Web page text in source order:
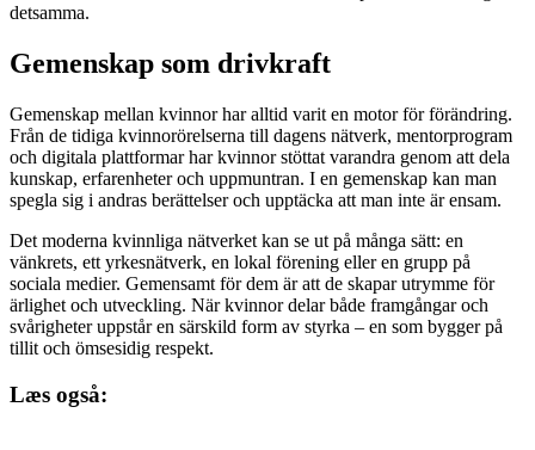
detsamma.
Gemenskap som drivkraft
Gemenskap mellan kvinnor har alltid varit en motor för förändring.
Från de tidiga kvinnorörelserna till dagens nätverk, mentorprogram
och digitala plattformar har kvinnor stöttat varandra genom att dela
kunskap, erfarenheter och uppmuntran. I en gemenskap kan man
spegla sig i andras berättelser och upptäcka att man inte är ensam.
Det moderna kvinnliga nätverket kan se ut på många sätt: en
vänkrets, ett yrkesnätverk, en lokal förening eller en grupp på
sociala medier. Gemensamt för dem är att de skapar utrymme för
ärlighet och utveckling. När kvinnor delar både framgångar och
svårigheter uppstår en särskild form av styrka – en som bygger på
tillit och ömsesidig respekt.
Læs også: